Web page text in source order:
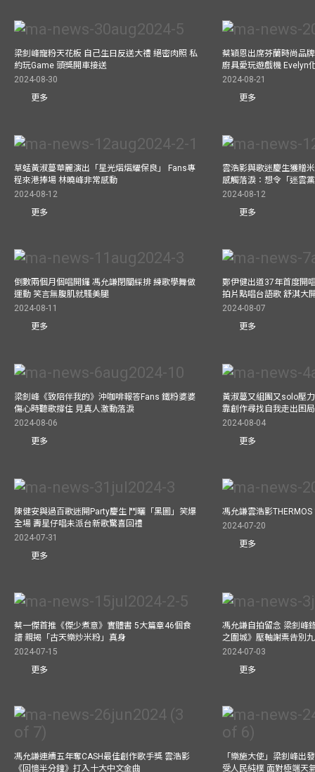
梁釗峰寵粉天花板 自己生日反送大禮 絕密肉照 私
約玩Game 頭獎開車接送
2024-08-30
更多
蔡穎恩出席芬蘭時尚品
廚具愛玩遊戲機 Evelyn
2024-08-21
更多
草蜢黃淑蔓華麗演出「星光熠熠耀保良」 Fans專
程來港捧場 林曉峰非常感動
2024-08-12
更多
雲浩影與歌迷慶生獲贈
感觸落淚：想令「迷雲
2024-08-12
更多
倒數兩個月個唱開鑼 馮允謙閉關綵排 練歌學舞做
運動 笑言無腹肌就騷美腿
2024-08-11
更多
鄭伊健出道37年首度開
拍片點唱台語歌 舒淇大
2024-08-07
更多
梁釗峰《致陪伴我的》沖咖啡報答Fans 鐵粉婆婆
傷心時聽歌撐住 見真人激動落淚
2024-08-06
更多
黃淑蔓又組團又solo壓
靠創作尋找自我走出困局
2024-08-04
更多
陳健安與過百歌迷開Party慶生 鬥曬「黑圖」笑爆
全場 壽星仔唱未派台新歌驚喜回禮
2024-07-31
更多
馮允謙雲浩影
2024-07-20
更多
蔡一傑首推《傑少煮意》實體書 5大篇章46個食
譜 親揭「古天樂炒米粉」真身
2024-07-15
更多
馮允謙自拍留念 梁釗峰
之圍城》壓軸謝票告別
2024-07-03
更多
馮允謙連續五年奪CASH最佳創作歌手獎 雲浩影
《回憶半分鐘》打入十大中文金曲
「樂施大使」梁釗峰出
受人民純樸 面對極端天